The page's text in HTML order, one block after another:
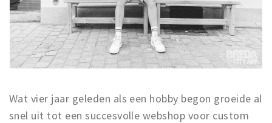
Wat vier jaar geleden als een hobby begon groeide al
snel uit tot een succesvolle webshop voor custom